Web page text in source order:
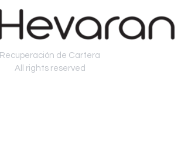
Recuperación de Cartera
All rights reserved